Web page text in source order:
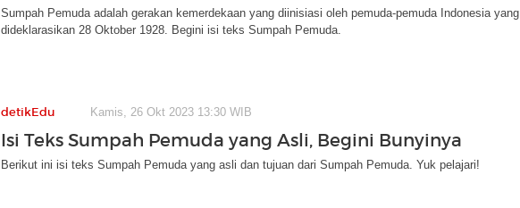
Sumpah Pemuda adalah gerakan kemerdekaan yang diinisiasi oleh pemuda-pemuda Indonesia yang
dideklarasikan 28 Oktober 1928. Begini isi teks Sumpah Pemuda.
detikEdu Kamis, 26 Okt 2023 13:30 WIB
Isi Teks Sumpah Pemuda yang Asli, Begini Bunyinya
Berikut ini isi teks Sumpah Pemuda yang asli dan tujuan dari Sumpah Pemuda. Yuk pelajari!